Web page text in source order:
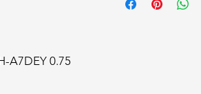
A7DEY 0.75